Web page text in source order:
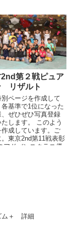
第２戦ピュア
リザルト
別ページを作成して
基準で1位になった
ぜひぜひ写真登録
します。 このよう
作成しています。ご
東京2nd第11戦表彰
アドバンスクラス優
ム＋ 詳細